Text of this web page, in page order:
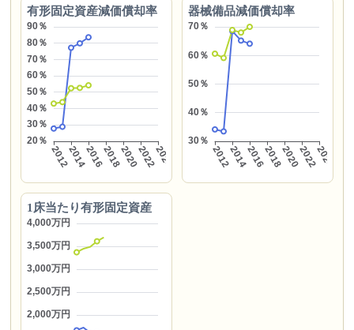
有形固定資産減価償却率 器械備品減価償却率
1床当たり有形固定資産